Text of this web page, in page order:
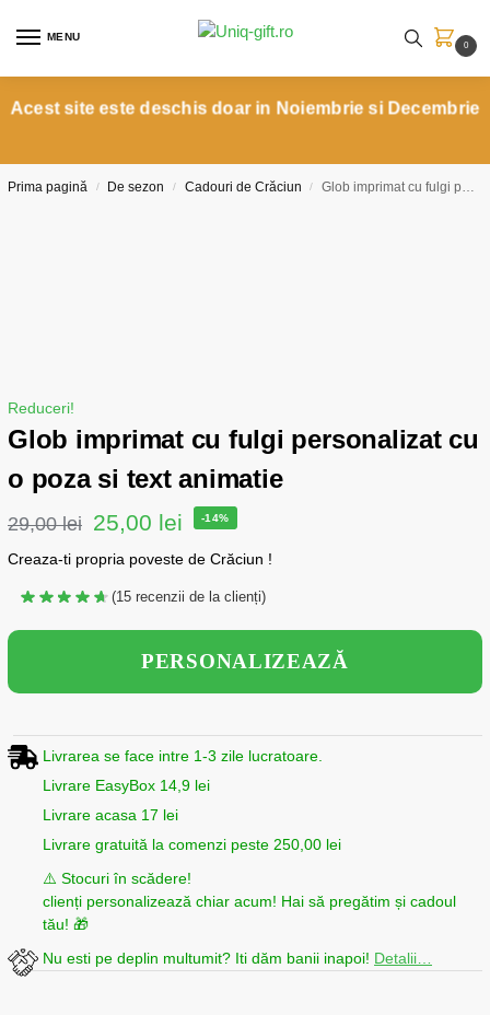
MENU
0
Acest site este deschis doar in Noiembrie si Decembrie
Prima pagină / De sezon / Cadouri de Crăciun / Glob imprimat cu fulgi personalizat cu o poza si text animatie
Reduceri!
Glob imprimat cu fulgi personalizat cu
o poza si text animatie
29,00lei 25,00 lei -14%
Creaza-ti propria poveste de Crăciun !
(15 recenzii de la clienți)
PERSONALIZEAZĂ
Livrarea se face intre 1-3 zile lucratoare.
Livrare EasyBox 14,9 lei
Livrare acasa 17 lei
Livrare gratuită la comenzi peste 250,00 lei
⚠️ Stocuri în scădere!
clienți personalizează chiar acum! Hai să pregătim și cadoul
tău! 🎁
Nu esti pe deplin multumit? Iti dăm banii inapoi! Detalii…